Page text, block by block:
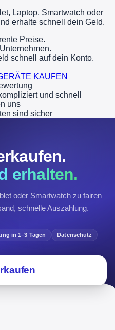
Laptop, Smartwatch oder
erhalte schnell dein Geld.
Preise.
schnell auf dein Konto.
KAUFEN
und schnell
uns
sind sicher
erhalten.
oder Smartwatch zu fairen
schnelle Auszahlung.
in 1–3 Tagen Datenschutz